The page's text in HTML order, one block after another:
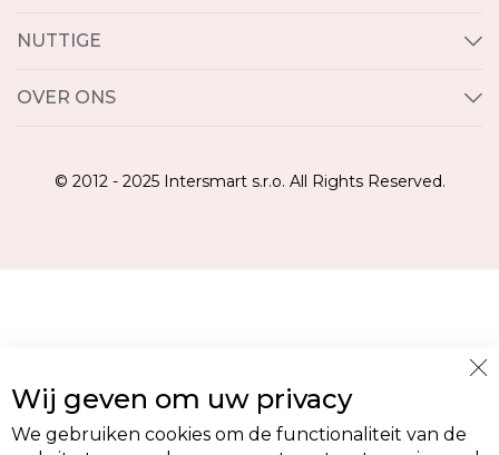
NUTTIGE
OVER ONS
© 2012 - 2025 Intersmart s.r.o. All Rights Reserved.
Wij geven om uw privacy
We gebruiken cookies om de functionaliteit van de